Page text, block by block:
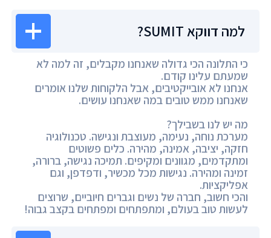
למה דווקא SUMIT?
כי התלונה הכי גדולה שאנחנו מקבלים, זה למה לא
שמעתם עלינו קודם.
אנחנו לא אובייקטיבים, אבל הלקוחות שלנו אומרים
שאנחנו ממש טובים במה שאנחנו עושים.
מה יש לנו בשבילך?
מערכת נוחה, נעימה, מעוצבת ונגישה. טכנולוגיה
חזקה, יציבה, אמינה, מהירה. כלים פשוטים
ומתקדמים, מגוונים ומקיפים. תמיכה נגישה, ברורה,
זמינה ומהירה. נגישות מכל מכשיר, ודפדפן, וגם
אפליקציות.
והכי חשוב, חברה של נשים וגברים חיוביים, שרוצים
לעשות טוב בעולם, ומתפתחים ומפתחים בקצב גבוה!